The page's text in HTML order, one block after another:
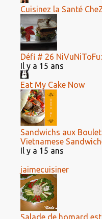
Cuisinez la Santé
Défi # 26
Il y a 15 ans
Eat My Cake Now
Sandwichs aux
Vietnamese
Il y a 15 ans
jaimecuisiner
Salade de homard